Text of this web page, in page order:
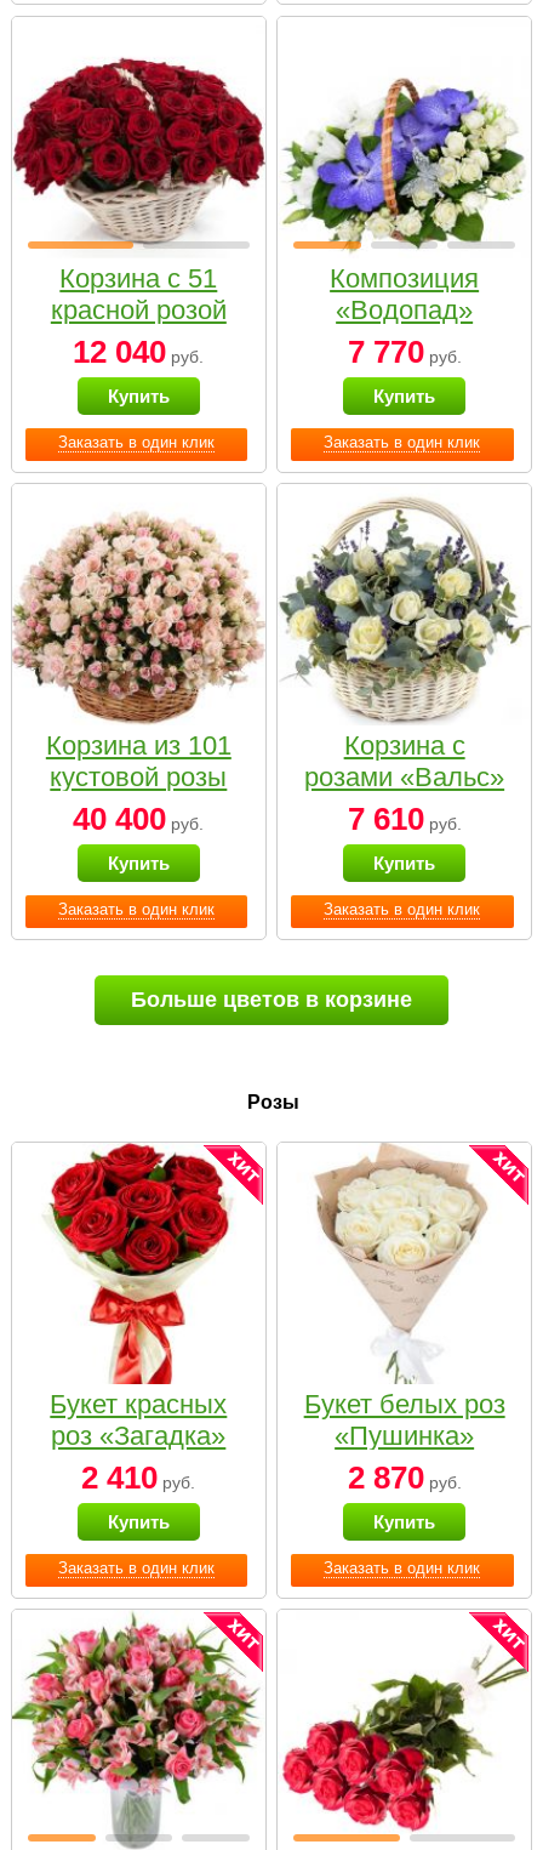
Заказать в один клик
Корзина с 51
красной розой
12 040 руб.
Купить
Заказать в один клик
Композиция
«Водопад»
7 770руб.
Купить
Заказать в один клик
Корзина из 101
кустовой розы
нежных тонов
40 400 руб.
Купить
Заказать в один клик
Корзина с
розами «Вальс»
7 610руб.
Купить
Больше цветов в корзине
Розы
Заказать в один клик
Букет красных
роз «Загадка»
2 410 руб.
Купить
Заказать в один клик
Букет белых роз
«Пушинка»
2 870руб.
Купить